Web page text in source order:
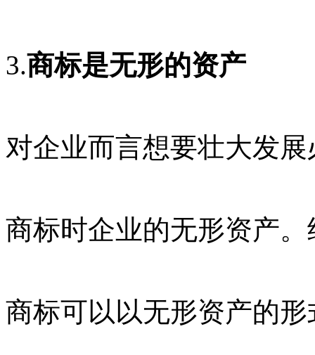
3.商标是无形的资产
对企业而言想要壮大发
商标时企业的无形资产
商标可以以无形资产的